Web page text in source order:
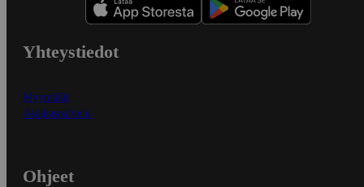
Yhteystiedot
Myymälät
Asiakaspalvelu
Ohjeet